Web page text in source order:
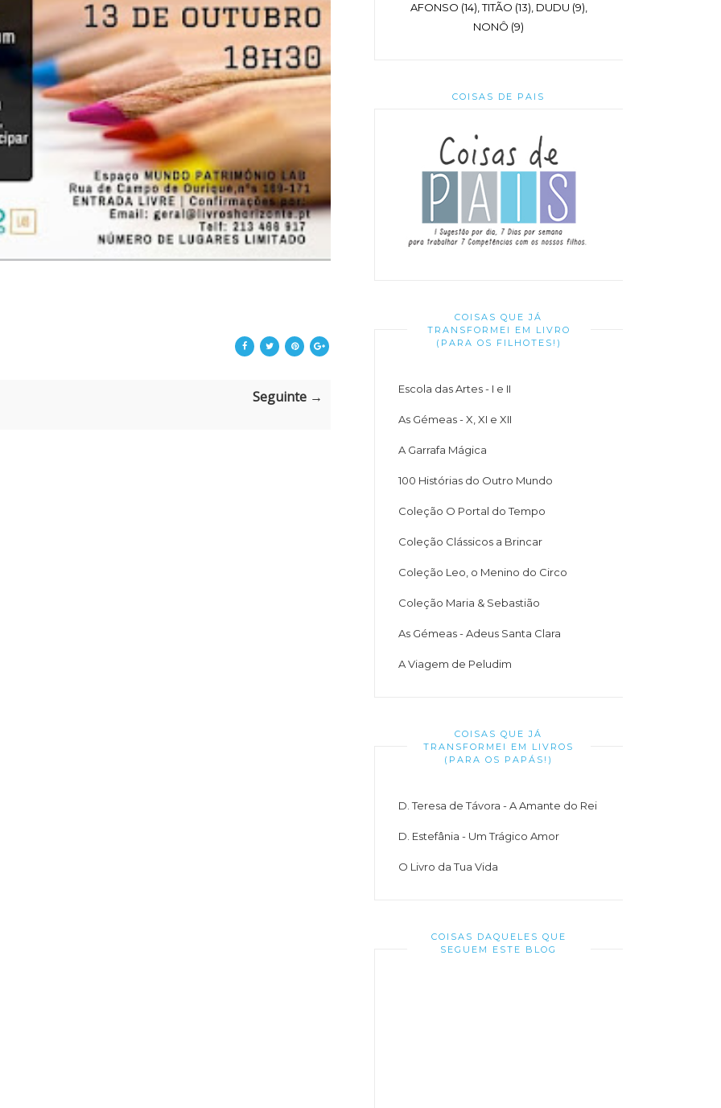
Seguinte →
AFONSO (14), TITÃO (13), DUDU (9),
NONÔ (9)
COISAS DE PAIS
COISAS QUE JÁ
TRANSFORMEI EM LIVRO
(PARA OS FILHOTES!)
Escola das Artes - I e II
As Gémeas - X, XI e XII
A Garrafa Mágica
100 Histórias do Outro Mundo
Coleção O Portal do Tempo
Coleção Clássicos a Brincar
Coleção Leo, o Menino do Circo
Coleção Maria & Sebastião
As Gémeas - Adeus Santa Clara
A Viagem de Peludim
COISAS QUE JÁ
TRANSFORMEI EM LIVROS
(PARA OS PAPÁS!)
D. Teresa de Távora - A Amante do Rei
D. Estefânia - Um Trágico Amor
O Livro da Tua Vida
COISAS DAQUELES QUE
SEGUEM ESTE BLOG